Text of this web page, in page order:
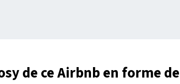
de ce Airbnb en forme de